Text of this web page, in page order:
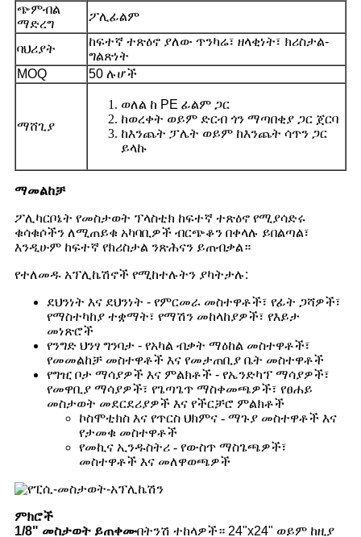
ጭምብል
ማድረግ
ፖሊፊልም
ባህሪያት
ከፍተኛ ተጽዕኖ ያለው ጥንካሬ፣ ዘላቂነት፣ ክሪስታል-
ግልጽነት
MOQ
50 ሉሆች
ማሸጊያ
ወለል ከ PE ፊልም ጋር
ከወረቀት ወይም ድርብ ጎን ማጣበቂያ ጋር ጀርባ
ከእንጨት ፓሌት ወይም ከእንጨት ሳጥን ጋር
ይላኩ
ማመልከቻ
ፖሊካርቦኔት የመስታወት ፕላስቲክ ከፍተኛ ተጽዕኖ የሚያሳድሩ
ቁሳቁሶችን ለሚጠይቁ አካባቢዎች ብርጭቆን በቀላሉ ይበልጣል፣
እንዲሁም ከፍተኛ የክሪስታል ንጽሕናን ይጠብቃል።
የተለመዱ አፕሊኬሽኖች የሚከተሉትን ያካትታሉ:
ደህንነት እና ደህንነት - የምርመራ መስተዋቶች፣ የፊት ጋሻዎች፣
የማስተካከያ ተቋማት፣ የማሽን መከላከያዎች፣ የእይታ
መነጽሮች
የንግድ ህንፃ ግንባታ - የአካል ብቃት ማዕከል መስተዋቶች፣
የመመልከቻ መስተዋቶች እና የመታጠቢያ ቤት መስተዋቶች
የግዢ ቦታ ማሳያዎች እና ምልክቶች - የኤንድካፕ ማሳያዎች፣
የመዋቢያ ማሳያዎች፣ የጌጣጌጥ ማስቀመጫዎች፣ የፀሐይ
መስታወት መደርደሪያዎች እና የችርቻሮ ምልክቶች
ኮስሞቲክስ እና የጥርስ ህክምና - ማጉያ መስተዋቶች እና
የታመቁ መስተዋቶች
የመኪና ኢንዱስትሪ - የውስጥ ማስጌጫዎች፣
መስተዋቶች እና መለዋወጫዎች
ምክሮች
1/8" መስታወት ይጠቀሙበትንሽ ተከላዎች። 24"x24" ወይም ከዚያ